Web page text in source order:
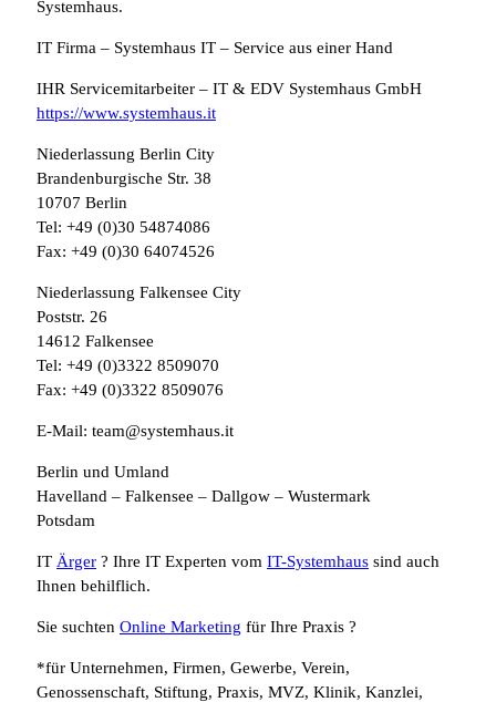
Systemhaus.
IT Firma – Systemhaus IT – Service aus einer Hand
IHR Servicemitarbeiter – IT & EDV Systemhaus GmbH
https://www.systemhaus.it
Niederlassung Berlin City
Brandenburgische Str. 38
10707 Berlin
Tel: +49 (0)30 54874086
Fax: +49 (0)30 64074526
Niederlassung Falkensee City
Poststr. 26
14612 Falkensee
Tel: +49 (0)3322 8509070
Fax: +49 (0)3322 8509076
E-Mail: team@systemhaus.it
Berlin und Umland
Havelland – Falkensee – Dallgow – Wustermark
Potsdam
IT Ärger ? Ihre IT Experten vom IT-Systemhaus sind auch
Ihnen behilflich.
Sie suchten Online Marketing für Ihre Praxis ?
*für Unternehmen, Firmen, Gewerbe, Verein,
Genossenschaft, Stiftung, Praxis, MVZ, Klinik, Kanzlei,